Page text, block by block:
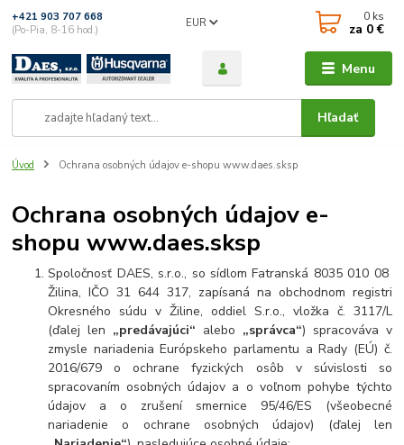
Menu
EUR
Hľadať
+421 903 707 668
(Po-Pia, 8-16 hod.)
0 ks
za 0 €
Úvod Ochrana osobných údajov e-shopu www.daes.sksp
Ochrana osobných údajov e-
shopu www.daes.sksp
Spoločnosť DAES, s.r.o., so sídlom Fatranská 8035 010 08
Žilina, IČO 31 644 317, zapísaná na obchodnom registri
Okresného súdu v Žiline, oddiel S.r.o., vložka č. 3117/L
(ďalej len „predávajúci“ alebo „správca“) spracováva v
zmysle nariadenia Európskeho parlamentu a Rady (EÚ) č.
2016/679 o ochrane fyzických osôb v súvislosti so
spracovaním osobných údajov a o voľnom pohybe týchto
údajov a o zrušení smernice 95/46/ES (všeobecné
nariadenie o ochrane osobných údajov) (ďalej len